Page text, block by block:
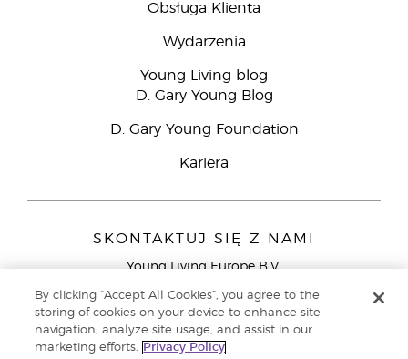
Obsługa Klienta
Wydarzenia
Young Living blog
D. Gary Young Blog
D. Gary Young Foundation
Kariera
SKONTAKTUJ SIĘ Z NAMI
Young Living Europe B.V.
9727 AJ Groningen
Young Living Europe Ltd - Europejska siedziba
By clicking “Accept All Cookies”, you agree to the
storing of cookies on your device to enhance site
navigation, analyze site usage, and assist in our
marketing efforts.
Privacy Policy